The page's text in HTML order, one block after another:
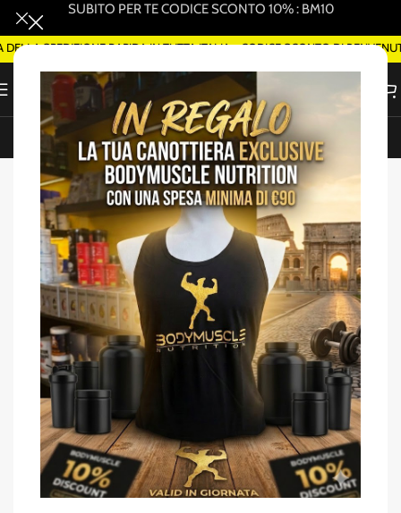
SUBITO PER TE CODICE SCONTO 10% : BM10
SPEDIZIONE RAPIDA IN TUTTA ITALIA - CODICE SCONTO DI BENVENUTO
ORDINA SMART DELIVERY SU WHATSAPP (ROMA)
Home/ Barrette proteiche/energetiche
-29%
SOLD OUT